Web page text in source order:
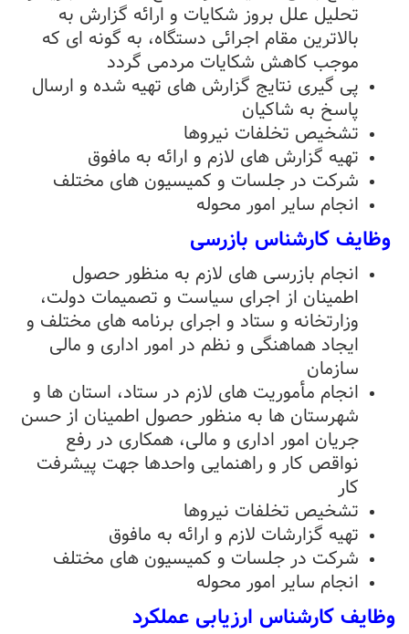
تحلیل علل بروز شکایات و ارائه گزارش به
بالاترین مقام اجرائی دستگاه، به گونه ای که
موجب کاهش شکایات مردمی گردد
پی گیری نتایج گزارش های تهیه شده و ارسال
پاسخ به شاکیان
تشخیص تخلفات نیروها
تهیه گزارش های لازم و ارائه به مافوق
شرکت در جلسات و کمیسیون های مختلف
انجام سایر امور محوله
وظایف کارشناس بازرسی
انجام بازرسی های لازم به منظور حصول
اطمینان از اجرای سیاست و تصمیمات دولت،
وزارتخانه و ستاد و اجرای برنامه های مختلف و
ایجاد هماهنگی و نظم در امور اداری و مالی
سازمان
انجام مأموریت های لازم در ستاد، استان ها و
شهرستان ها به منظور حصول اطمینان از حسن
جریان امور اداری و مالی، همکاری در رفع
نواقص کار و راهنمایی واحدها جهت پیشرفت
کار
تشخیص تخلفات نیروها
تهیه گزارشات لازم و ارائه به مافوق
شرکت در جلسات و کمیسیون های مختلف
انجام سایر امور محوله
وظایف کارشناس ارزیابی عملکرد